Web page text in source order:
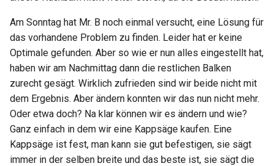
Am Sonntag hat Mr. B noch einmal versucht, eine Lösung für
das vorhandene Problem zu finden. Leider hat er keine
Optimale gefunden. Aber so wie er nun alles eingestellt hat,
haben wir am Nachmittag dann die restlichen Balken
zurecht gesägt. Wirklich zufrieden sind wir beide nicht mit
dem Ergebnis. Aber ändern konnten wir das nun nicht mehr.
Oder etwa doch? Na klar können wir es ändern und wie?
Ganz einfach in dem wir eine Kappsäge kaufen. Eine
Kappsäge ist fest, man kann sie gut befestigen, sie sägt
immer in der selben breite und das beste ist, sie sägt die